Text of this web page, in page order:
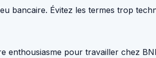
bancaire. Évitez les termes trop
enthousiasme pour travailler chez